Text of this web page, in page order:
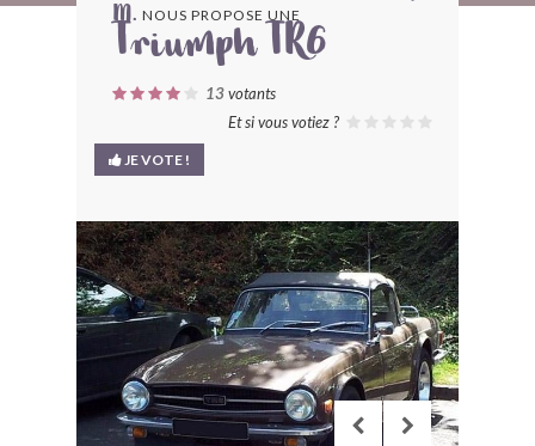
ARCHIVES
LES CONTRIBUTEURS
LE BLOG
BONJOURLAVIEILLE ?
MODÈLES ET MARQUES
COMMENT FONCTIONNE BLV ?
M. NOUS PROPOSE UNE
Triumph TR6
13votants
Et si vous votiez ?
JE VOTE !